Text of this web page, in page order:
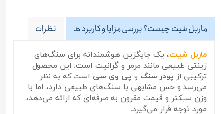
ماربل شیت چیست؟ بررسی مزایا و کاربرد ها نظرات
ماربل شیت، یک جایگزین هوشمندانه برای سنگ‌های
زینتی طبیعی مانند مرمر و گرانیت است. این محصول
ترکیبی از پودر سنگ و پی وی سی است که به نظر
می‌رسد و حس مشابهی با سنگ‌های طبیعی دارد، اما با
وزن سبکتر و قیمت مقرون به صرفه‌ای که ارائه می‌دهد،
مورد توجه قرار می‌گیرد.